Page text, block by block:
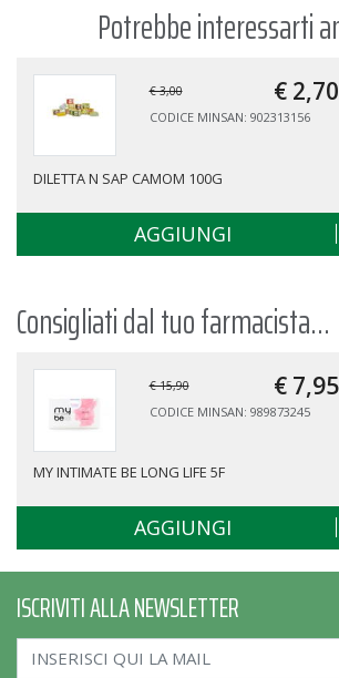
Potrebbe interessarti
€ 3,00 € 2,70
CODICE MINSAN: 902313156
DILETTA N SAP CAMOM 100G
AGGIUNGI
Consigliati dal tuo farmacista...
€ 15,90 € 7,95
CODICE MINSAN: 989873245
MY INTIMATE BE LONG LIFE 5F
AGGIUNGI
ISCRIVITI ALLA NEWSLETTER